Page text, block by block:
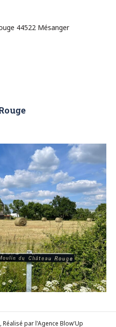
44522 Mésanger
par l'Agence Blow'Up